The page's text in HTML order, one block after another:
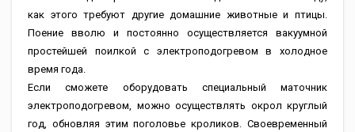
как этого требуют другие домашние животные и птицы.
Поение вволю и постоянно осуществляется вакуумной
простейшей поилкой с электроподогревом в холодное
время года.
Если сможете оборудовать специальный маточник
электроподогревом, можно осуществлять окрол круглый
год, обновляя этим поголовье кроликов. Своевременный